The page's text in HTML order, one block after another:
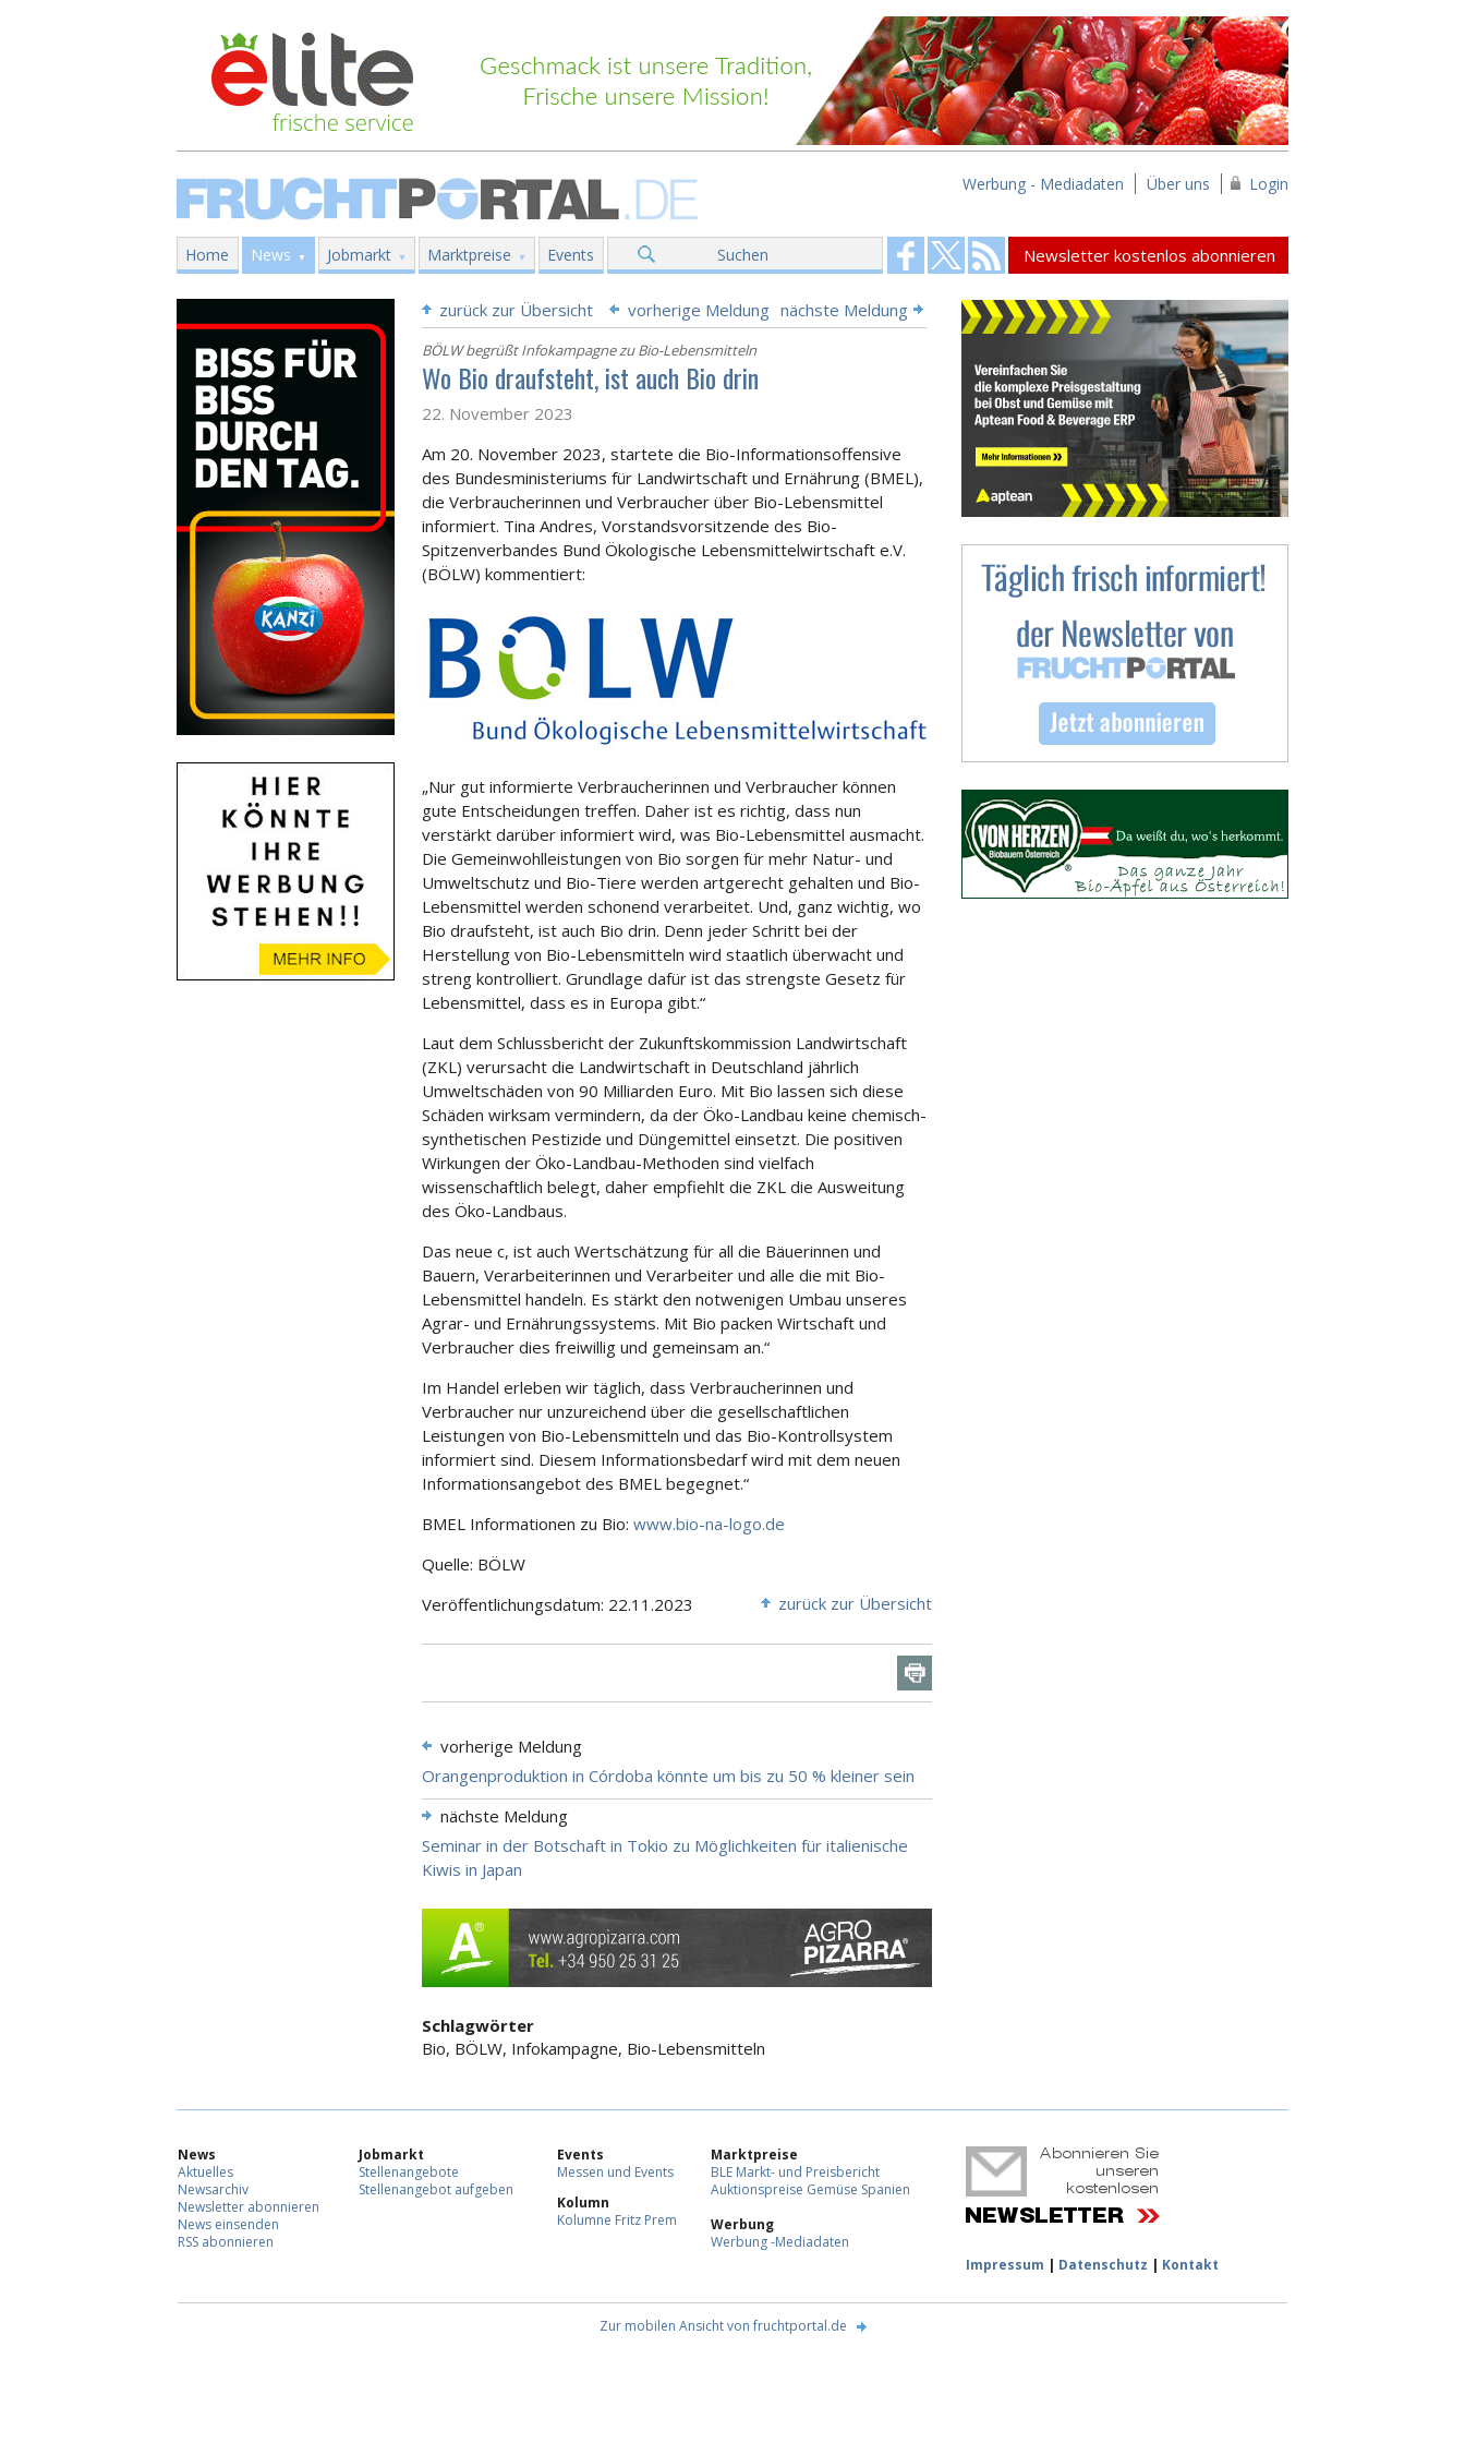
Werbung - Mediadaten Über uns Login
Home News Jobmarkt Marktpreise Events Suchen Newsletter kostenlos abonnieren
zurück zur Übersicht vorherige Meldung nächste Meldung
BÖLW begrüßt Infokampagne zu Bio-Lebensmitteln
Wo Bio draufsteht, ist auch Bio drin
22. November 2023
Am 20. November 2023, startete die Bio-Informationsoffensive
des Bundesministeriums für Landwirtschaft und Ernährung (BMEL),
die Verbraucherinnen und Verbraucher über Bio-Lebensmittel
informiert. Tina Andres, Vorstandsvorsitzende des Bio-
Spitzenverbandes Bund Ökologische Lebensmittelwirtschaft e.V.
(BÖLW) kommentiert:
„Nur gut informierte Verbraucherinnen und Verbraucher können
gute Entscheidungen treffen. Daher ist es richtig, dass nun
verstärkt darüber informiert wird, was Bio-Lebensmittel ausmacht.
Die Gemeinwohlleistungen von Bio sorgen für mehr Natur- und
Umweltschutz und Bio-Tiere werden artgerecht gehalten und Bio-
Lebensmittel werden schonend verarbeitet. Und, ganz wichtig, wo
Bio draufsteht, ist auch Bio drin. Denn jeder Schritt bei der
Herstellung von Bio-Lebensmitteln wird staatlich überwacht und
streng kontrolliert. Grundlage dafür ist das strengste Gesetz für
Lebensmittel, dass es in Europa gibt.“
Laut dem Schlussbericht der Zukunftskommission Landwirtschaft
(ZKL) verursacht die Landwirtschaft in Deutschland jährlich
Umweltschäden von 90 Milliarden Euro. Mit Bio lassen sich diese
Schäden wirksam vermindern, da der Öko-Landbau keine chemisch-
synthetischen Pestizide und Düngemittel einsetzt. Die positiven
Wirkungen der Öko-Landbau-Methoden sind vielfach
wissenschaftlich belegt, daher empfiehlt die ZKL die Ausweitung
des Öko-Landbaus.
Das neue c, ist auch Wertschätzung für all die Bäuerinnen und
Bauern, Verarbeiterinnen und Verarbeiter und alle die mit Bio-
Lebensmittel handeln. Es stärkt den notwenigen Umbau unseres
Agrar- und Ernährungssystems. Mit Bio packen Wirtschaft und
Verbraucher dies freiwillig und gemeinsam an.“
Im Handel erleben wir täglich, dass Verbraucherinnen und
Verbraucher nur unzureichend über die gesellschaftlichen
Leistungen von Bio-Lebensmitteln und das Bio-Kontrollsystem
informiert sind. Diesem Informationsbedarf wird mit dem neuen
Informationsangebot des BMEL begegnet.“
BMEL Informationen zu Bio: www.bio-na-logo.de
Quelle: BÖLW
Veröffentlichungsdatum: 22.11.2023
zurück zur Übersicht
vorherige Meldung
Orangenproduktion in Córdoba könnte um bis zu 50 % kleiner sein
nächste Meldung
Seminar in der Botschaft in Tokio zu Möglichkeiten für italienische
Kiwis in Japan
Schlagwörter
Bio, BÖLW, Infokampagne, Bio-Lebensmitteln
News
Aktuelles
Newsarchiv
Newsletter abonnieren
News einsenden
RSS abonnieren
Jobmarkt
Stellenangebote
Stellenangebot aufgeben
Events
Messen und Events
Kolumn
Kolumne Fritz Prem
Marktpreise
BLE Markt- und Preisbericht
Auktionspreise Gemüse Spanien
Werbung
Werbung -Mediadaten
Impressum | Datenschutz | Kontakt
Zur mobilen Ansicht von fruchtportal.de